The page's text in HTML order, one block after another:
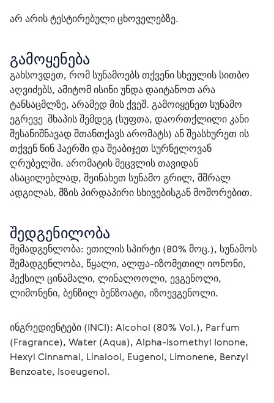
არ არის ტესტირებული ცხოველებზე.
გამოყენება
გახსოვდეთ, რომ სუნამოებს თქვენი სხეულის სითბო
აღვიძებს, ამიტომ ისინი უნდა დაიტანოთ არა
ტანსაცმლზე, არამედ მის ქვეშ. გამოიყენეთ სუნამო
ეგრევე  შხაპის შემდეგ (სუფთა, დაორთქლილი კანი
შესანიშნავად შთანთქავს არომატს) ან შეასხურეთ ის
თქვენ წინ ჰაერში და შეაბიჯეთ სურნელოვან
ღრუბელში. არომატის შეცვლის თავიდან
ასაცილებლად, შეინახეთ სუნამო გრილ, მშრალ
ადგილას, მზის პირდაპირი სხივებისგან მოშორებით.
შედგენილობა
შემადგენლობა: ეთილის სპირტი (80% მოც.), სუნამოს
შემადგენლობა, წყალი, ალფა-იზომეთილ იონონი,
ჰექსილ ცინამალი, ლინალოოლი, ევგენოლი,
ლიმონენი, ბენზილ ბენზოატი, იზოევგენოლი.
ინგრედიენტები (INCI): Alcohol (80% Vol.), Parfum
(Fragrance), Water (Aqua), Alpha-Isomethyl Ionone,
Hexyl Cinnamal, Linalool, Eugenol, Limonene, Benzyl
Benzoate, Isoeugenol.